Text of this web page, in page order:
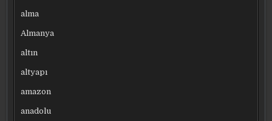
alma
Almanya
altın
altyapı
amazon
anadolu